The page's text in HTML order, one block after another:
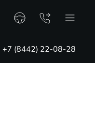
+7 (8442) 22-08-28